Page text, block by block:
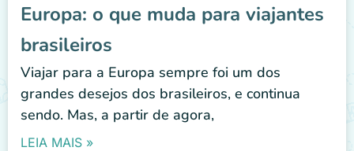
Europa: o que muda para viajantes
brasileiros
Viajar para a Europa sempre foi um dos
grandes desejos dos brasileiros, e continua
sendo. Mas, a partir de agora,
LEIA MAIS »